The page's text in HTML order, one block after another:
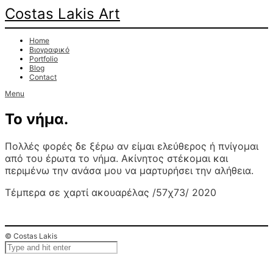
Costas Lakis Art
Home
Βιογραφικό
Portfolio
Blog
Contact
Menu
Το νήμα.
Πολλές φορές δε ξέρω αν είμαι ελεύθερος ή πνίγομαι
από του έρωτα το νήμα. Ακίνητος στέκομαι και
περιμένω την ανάσα μου να μαρτυρήσει την αλήθεια.
Τέμπερα σε χαρτί ακουαρέλας /57χ73/ 2020
© Costas Lakis